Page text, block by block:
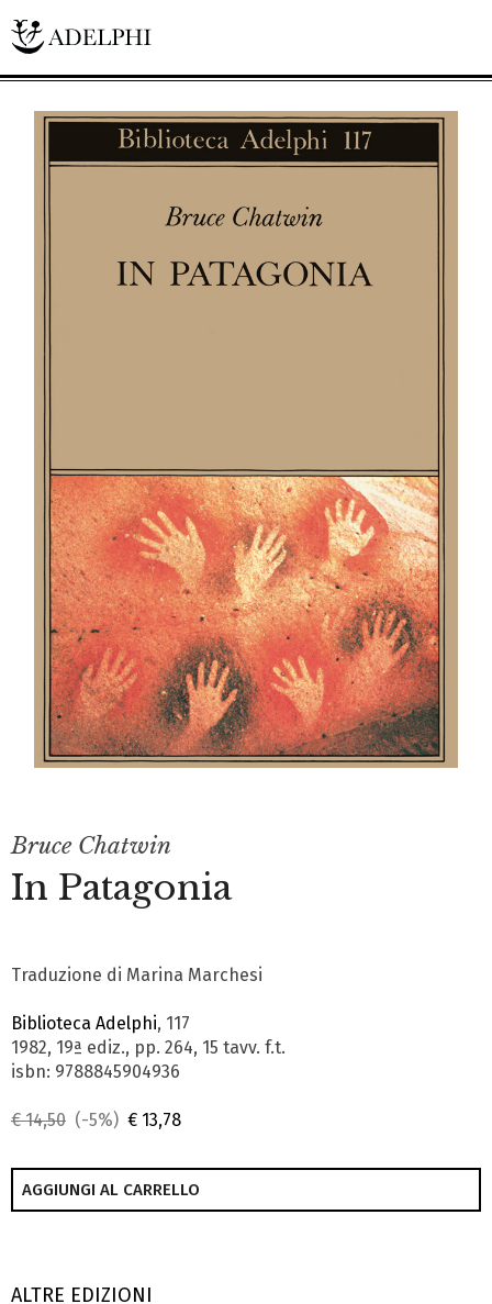
Bruce Chatwin
In Patagonia
Traduzione di Marina Marchesi
Biblioteca Adelphi, 117
1982, 19ª ediz., pp. 264, 15 tavv. f.t.
isbn: 9788845904936
€ 14,50 (-5%) € 13,78
AGGIUNGI AL CARRELLO
ALTRE EDIZIONI